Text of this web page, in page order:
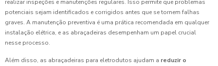
realizar inspeções e manutenções regulares. Isso permite que problemas
potenciais sejam identificados e corrigidos antes que se tornem falhas
graves. A manutenção preventiva é uma prática recomendada em qualquer
instalação elétrica, e as abraçadeiras desempenham um papel crucial
nesse processo.
Além disso, as abraçadeiras para eletrodutos ajudam a reduzir o